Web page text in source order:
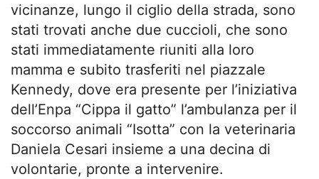
vicinanze, lungo il ciglio della strada, sono
stati trovati anche due cuccioli, che sono
stati immediatamente riuniti alla loro
mamma e subito trasferiti nel piazzale
Kennedy, dove era presente per l’iniziativa
dell’Enpa “Cippa il gatto” l’ambulanza per il
soccorso animali “Isotta” con la veterinaria
Daniela Cesari insieme a una decina di
volontarie, pronte a intervenire.